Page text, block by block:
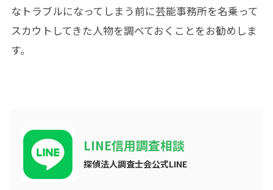
なトラブルになってしまう前に芸能事務所を名乗って
スカウトしてきた人物を調べておくことをお勧めしま
す。
LINE信用調査相談
探偵法人調査士会公式LINE